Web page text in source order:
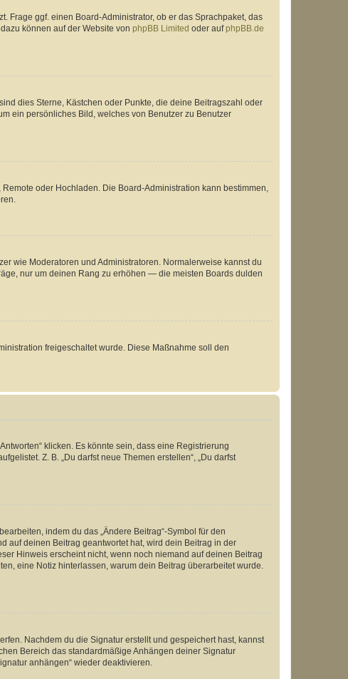
Frage ggf. einen Board-Administrator, ob er das Sprachpaket, das
können auf der Website von phpBB Limited oder aufphpBB.de
dies Sterne, Kästchen oder Punkte, die deine Beitragszahl oder
ein persönliches Bild, welches von Benutzer zu Benutzer
oder Hochladen. Die Board-Administration kann bestimmen,
wie Moderatoren und Administratoren. Normalerweise kannst du
nur um deinen Rang zu erhöhen — die meisten Boards dulden
freigeschaltet wurde. Diese Maßnahme soll den
klicken. Es könnte sein, dass eine Registrierung
Z. B. „Du darfst neue Themen erstellen“, „Du darfst
indem du das „Ändere Beitrag“-Symbol für den
auf deinen Beitrag geantwortet hat, wird dein Beitrag in der
Hinweis erscheint nicht, wenn noch niemand auf deinen Beitrag
eine Notiz hinterlassen, warum dein Beitrag überarbeitet wurde.
Nachdem du die Signatur erstellt und gespeichert hast, kannst
Bereich das standardmäßige Anhängen deiner Signatur
anhängen“ wieder deaktivieren.